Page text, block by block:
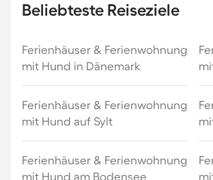
Beliebteste Reiseziele
Ferienhäuser & Ferienwohnung
mit Hund in Dänemark
Ferienhäuser & Ferienwohnung
mit Hund auf Sylt
Ferienhäuser & Ferienwohnung
mit Hund am Bodensee